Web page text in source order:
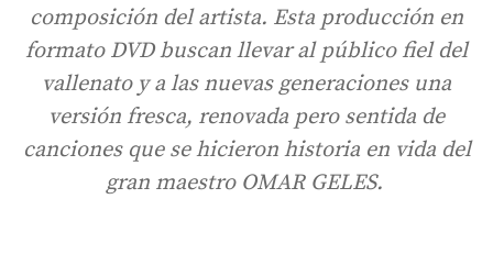
composición del artista. Esta producción en
formato DVD buscan llevar al público fiel del
vallenato y a las nuevas generaciones una
versión fresca, renovada pero sentida de
canciones que se hicieron historia en vida del
gran maestro OMAR GELES.